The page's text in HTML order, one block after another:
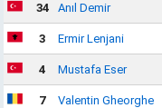
34 Anıl Demir
3 Ermir Lenjani
4 Mustafa Eser
7 Valentin Gheorghe